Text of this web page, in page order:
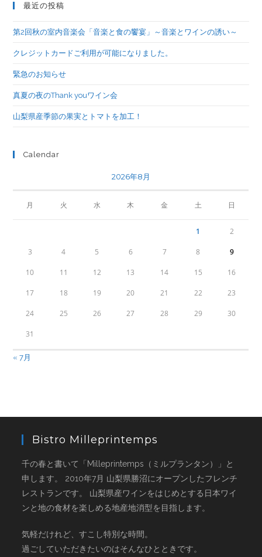
最近の投稿
第2回秋の室内音楽会「音楽と食の饗宴」～音楽とワインの誘い～
クレジットカードご利用が可能になりました。
緊急のお知らせ
真夏の夜のThank youワイン会
山梨県産季節の果実とトマトを加工！
Calendar
2026年8月
月 火 水 木 金 土 日
1 2
3 4 5 6 7 8 9
10 11 12 13 14 15 16
17 18 19 20 21 22 23
24 25 26 27 28 29 30
31
« 7月
Bistro Milleprintemps
千の春と書いて「Milleprintemps（ミルプランタン）」と
申します。 2010年7月 山梨県勝沼にオープンしたフレンチ
レストランです。 山梨県産ワインをはじめとする日本ワイ
ンと地の食材を楽しめる地産地消型を目指します。
気軽だけれど、すこし特別な時間。
過ごしていただきたいのはそんなひとときです。